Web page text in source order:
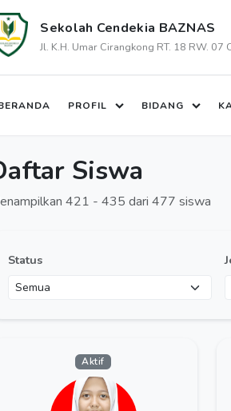
Sekolah Cendekia BAZNAS
Jl. K.H. Umar Cirangkong RT. 18 RW.
PROFIL BIDANG
Siswa
421 - 435 dari 477 siswa
Status
Aktif